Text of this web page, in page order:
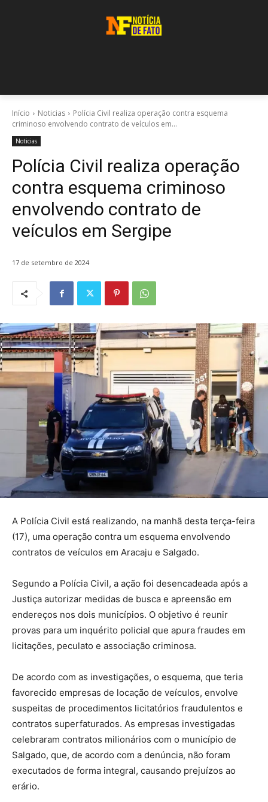
Início Noticias
Polícia Civil realiza operação contra esquema
criminoso envolvendo contrato de veículos em...
Noticias
Polícia Civil realiza operação
contra esquema criminoso
envolvendo contrato de
veículos em Sergipe
17 de setembro de 2024
A Polícia Civil está realizando, na manhã desta terça-feira
(17), uma operação contra um esquema envolvendo
contratos de veículos em Aracaju e Salgado.
Segundo a Polícia Civil, a ação foi desencadeada após a
Justiça autorizar medidas de busca e apreensão em
endereços nos dois municípios. O objetivo é reunir
provas para um inquérito policial que apura fraudes em
licitações, peculato e associação criminosa.
De acordo com as investigações, o esquema, que teria
favorecido empresas de locação de veículos, envolve
suspeitas de procedimentos licitatórios fraudulentos e
contratos superfaturados. As empresas investigadas
celebraram contratos milionários com o município de
Salgado, que, de acordo com a denúncia, não foram
executados de forma integral, causando prejuízos ao
erário.